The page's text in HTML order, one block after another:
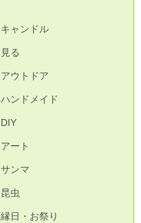
キャンドル
見る
アウトドア
ハンドメイド
DIY
アート
サンマ
昆虫
縁日・お祭り